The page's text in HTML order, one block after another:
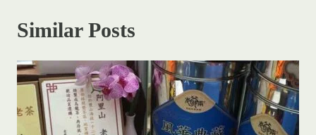
Similar Posts